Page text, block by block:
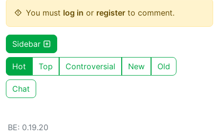
You must log in or register to comment.
Sidebar
Hot Top Controversial New Old
Chat
BE: 0.19.20